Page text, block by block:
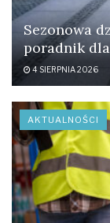
Sezonowa
poradnik
4 SIERPNIA 2026
AKTUALNOŚCI